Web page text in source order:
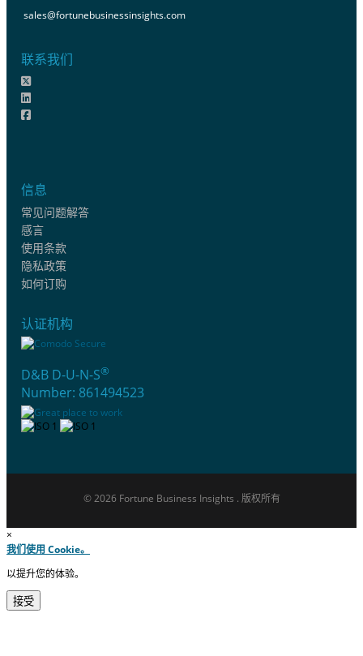
sales@fortunebusinessinsights.com
联系我们
信息
常见问题解答
感言
使用条款
隐私政策
如何订购
认证机构
D&B D-U-N-S®
Number: 861494523
© 2026 Fortune Business Insights . 版权所有
×
我们使用 Cookie。
以提升您的体验。
接受